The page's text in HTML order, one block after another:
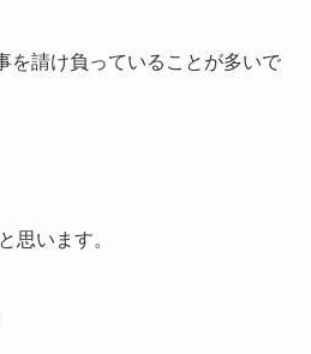
を請け負っていることが多いで
思います。